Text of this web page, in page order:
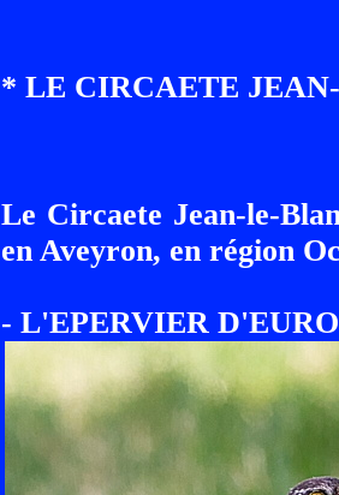
* LE CIRCAETE
Le Circaete Jean-le-
en Aveyron, en région
- L'EPERVIER